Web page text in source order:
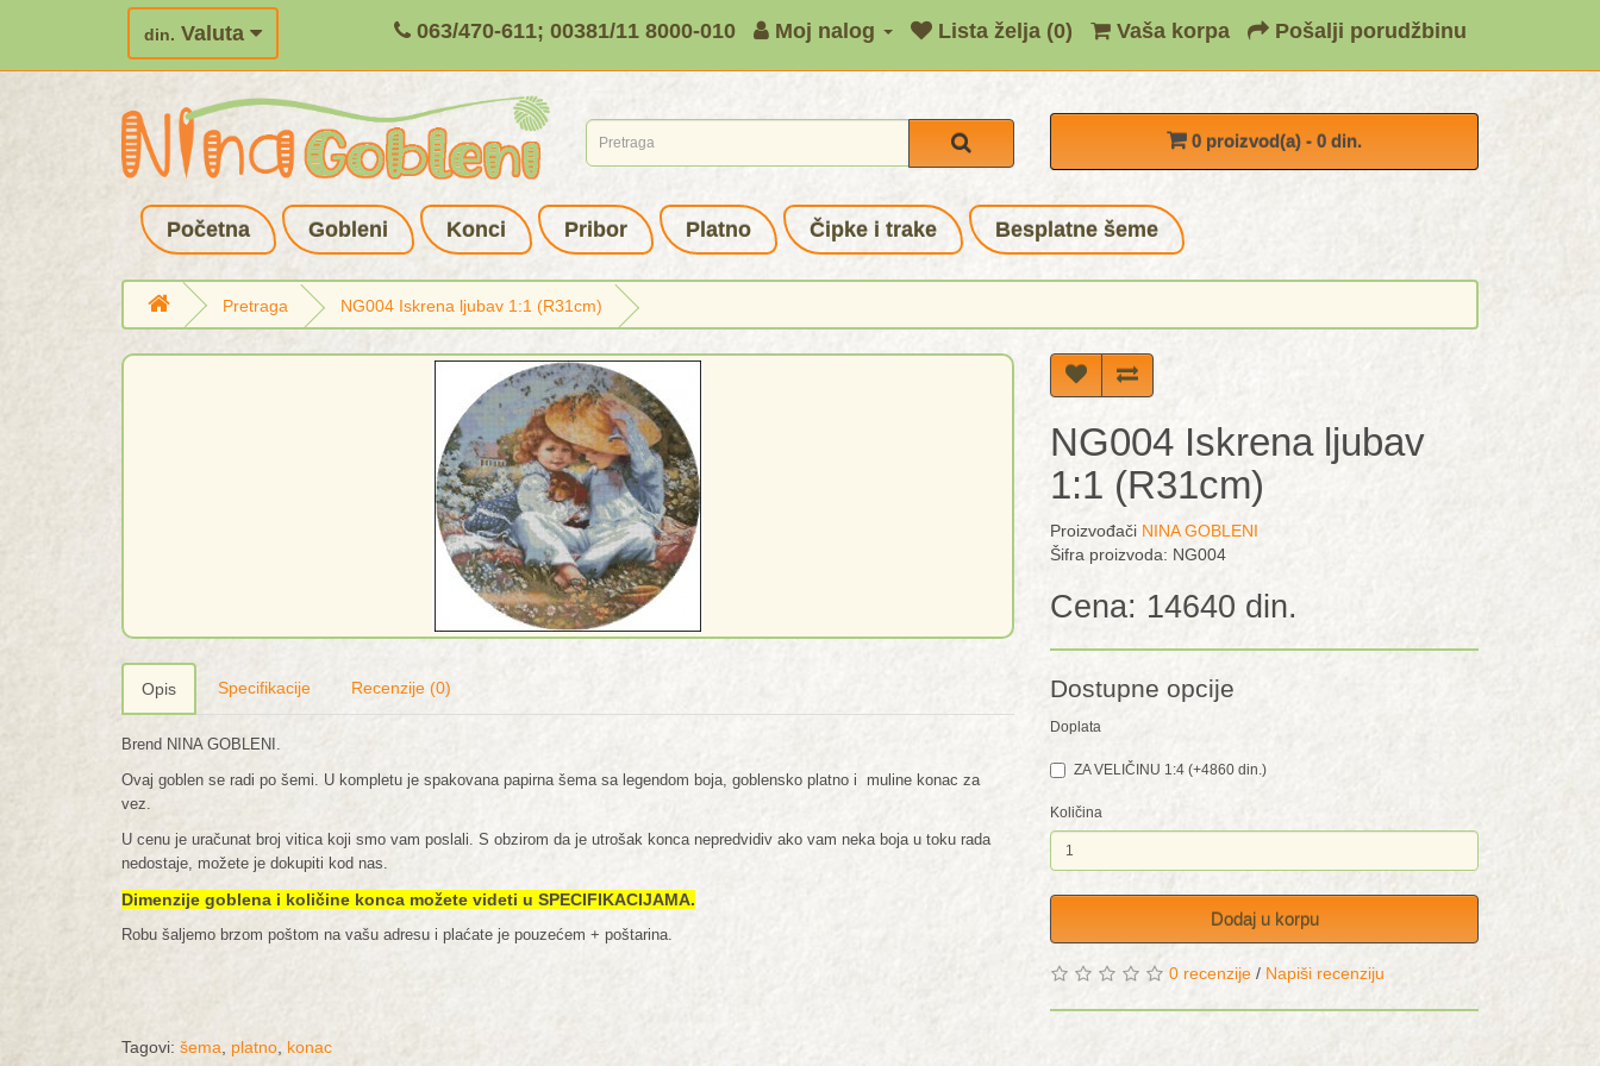
din. Valuta 063/470-611; 00381/11 8000-010 Moj nalog Lista želja (0) Vaša korpa Pošalji porudžbinu
0 proizvod(a) - 0 din.
Početna Gobleni Konci Pribor Platno Čipke i trake Besplatne šeme
Pretraga NG004 Iskrena ljubav 1:1 (R31cm)
Opis Specifikacije Recenzije (0)
Brend NINA GOBLENI.
Ovaj goblen se radi po šemi. U kompletu je spakovana papirna šema sa legendom boja, goblensko platno i muline konac za
vez.
U cenu je uračunat broj vitica koji smo vam poslali. S obzirom da je utrošak konca nepredvidiv ako vam neka boja u toku rada
nedostaje, možete je dokupiti kod nas.
Dimenzije goblena i količine konca možete videti u SPECIFIKACIJAMA.
Robu šaljemo brzom poštom na vašu adresu i plaćate je pouzećem + poštarina.
NG004 Iskrena ljubav
1:1 (R31cm)
Proizvođači NINA GOBLENI
Šifra proizvoda: NG004
Cena: 14640 din.
Dostupne opcije
Doplata
ZA VELIČINU 1:4 (+4860 din.)
Količina
Dodaj u korpu
0 recenzije / Napiši recenziju
Tagovi: šema platno konac